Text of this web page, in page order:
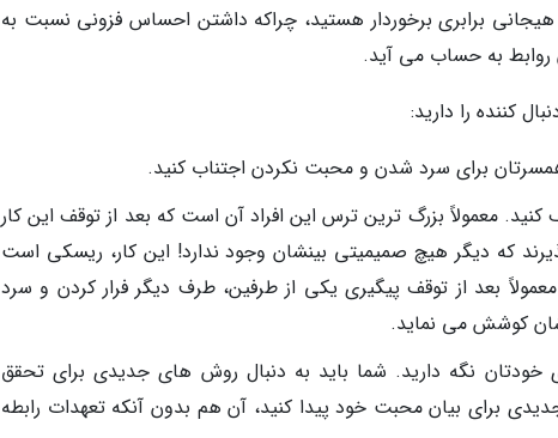
برابری برخوردار هستید، چراکه داشتن احساس فزونی نسبت به
به حساب می آید.
کننده را دارید:
برای سرد شدن و محبت نکردن اجتناب کنید.
معمولاً بزرگ ترین ترس این افراد آن است که بعد از توقف این کار
که دیگر هیچ صمیمیتی بینشان وجود ندارد! این کار، ریسکی است
معمولاً بعد از توقف پیگیری یکی از طرفین، طرف دیگر فرار کردن و سرد
شان کوشش می نماید.
خودتان نگه دارید. شما باید به دنبال روش های جدیدی برای تحقق
برای بیان محبت خود پیدا کنید، آن هم بدون آنکه تعهدات رابطه